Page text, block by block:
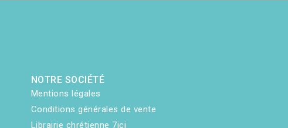
NOTRE SOCIÉTÉ
Mentions légales
Conditions générales de vente
Librairie chrétienne 7ici